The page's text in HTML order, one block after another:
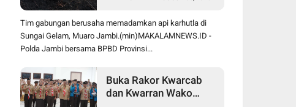
Maksimal
Tim gabungan berusaha memadamkan api karhutla di
Sungai Gelam, Muaro Jambi.(min)MAKALAMNEWS.ID -
Polda Jambi bersama BPBD Provinsi...
Buka Rakor Kwarcab
dan Kwarran Wako